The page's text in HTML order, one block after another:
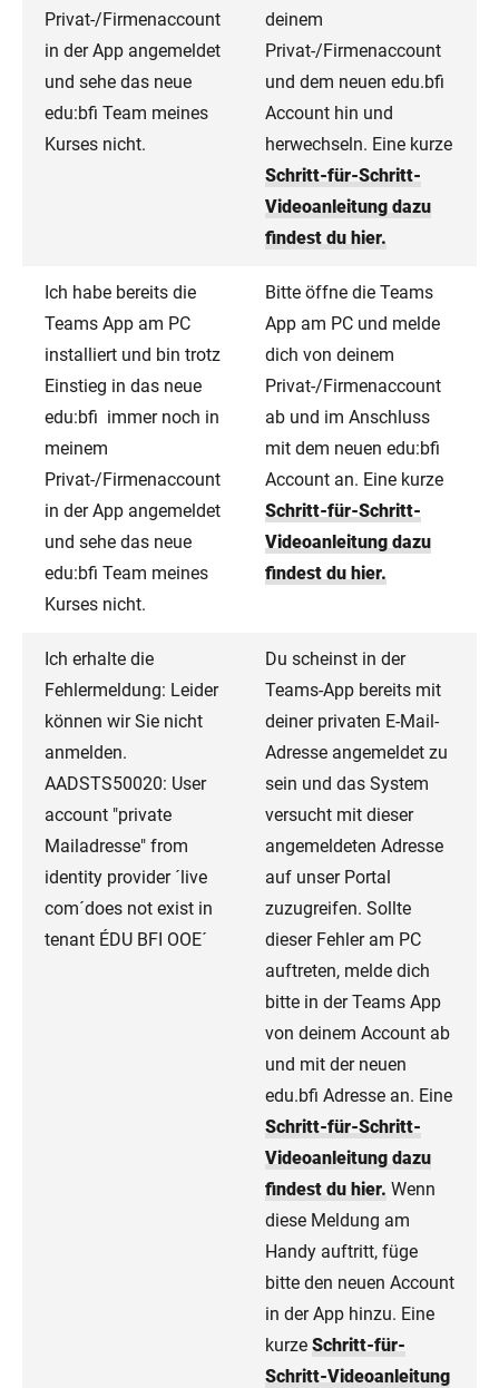
Privat-/Firmenaccount
in der App angemeldet
und sehe das neue
edu:bfi Team meines
Kurses nicht.
deinem
Privat-/Firmenaccount
und dem neuen edu.bfi
Account hin und
herwechseln. Eine kurze
Schritt-für-Schritt-
Videoanleitung dazu
findest du hier.
Ich habe bereits die
Teams App am PC
installiert und bin trotz
Einstieg in das neue
edu:bfi immer noch in
meinem
Privat-/Firmenaccount
in der App angemeldet
und sehe das neue
edu:bfi Team meines
Kurses nicht.
Bitte öffne die Teams
App am PC und melde
dich von deinem
Privat-/Firmenaccount
ab und im Anschluss
mit dem neuen edu:bfi
Account an. Eine kurze
Schritt-für-Schritt-
Videoanleitung dazu
findest du hier.
Ich erhalte die
Fehlermeldung: Leider
können wir Sie nicht
anmelden.
AADSTS50020: User
account "private
Mailadresse" from
identity provider ´live
com´does not exist in
tenant ÉDU BFI OOE´
Du scheinst in der
Teams-App bereits mit
deiner privaten E-Mail-
Adresse angemeldet zu
sein und das System
versucht mit dieser
angemeldeten Adresse
auf unser Portal
zuzugreifen. Sollte
dieser Fehler am PC
auftreten, melde dich
bitte in der Teams App
von deinem Account ab
und mit der neuen
edu.bfi Adresse an. Eine
Schritt-für-Schritt-
Videoanleitung dazu
findest du hier. Wenn
diese Meldung am
Handy auftritt, füge
bitte den neuen Account
in der App hinzu. Eine
kurze Schritt-für-
Schritt-Videoanleitung